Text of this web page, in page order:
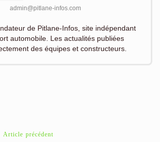
admin@pitlane-infos.com
de Pitlane-Infos, site indépendant
automobile. Les actualités publiées
des équipes et constructeurs.
Article précédent